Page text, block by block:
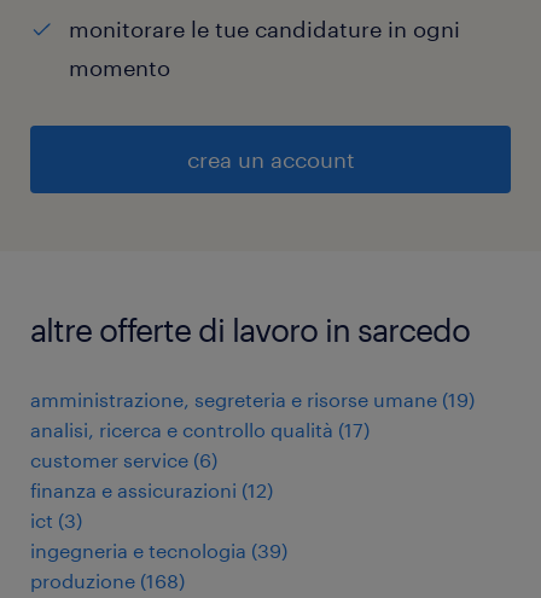
monitorare le tue candidature in ogni
momento
crea un account
altre offerte di lavoro in sarcedo
amministrazione, segreteria e risorse umane (19)
analisi, ricerca e controllo qualità (17)
customer service (6)
finanza e assicurazioni (12)
ict (3)
ingegneria e tecnologia (39)
produzione (168)